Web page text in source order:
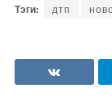
дтп